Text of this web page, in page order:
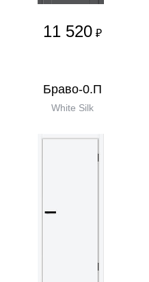
11 520 ₽
Браво-0.П
White Silk